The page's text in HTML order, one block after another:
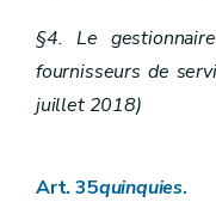
§4. Le
fournisseurs de
juillet 2018)
Art. 35quinquies.